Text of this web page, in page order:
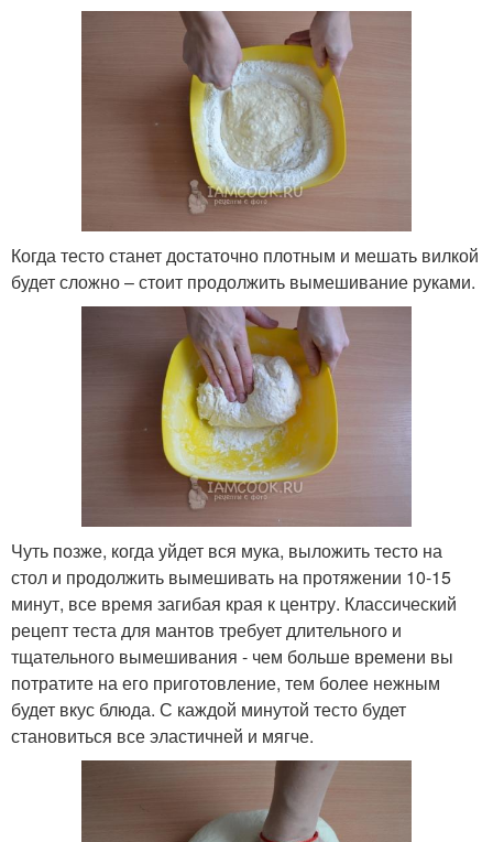
Когда тесто станет достаточно плотным и мешать вилкой
будет сложно – стоит продолжить вымешивание руками.
Чуть позже, когда уйдет вся мука, выложить тесто на
стол и продолжить вымешивать на протяжении 10-15
минут, все время загибая края к центру. Классический
рецепт теста для мантов требует длительного и
тщательного вымешивания - чем больше времени вы
потратите на его приготовление, тем более нежным
будет вкус блюда. С каждой минутой тесто будет
становиться все эластичней и мягче.